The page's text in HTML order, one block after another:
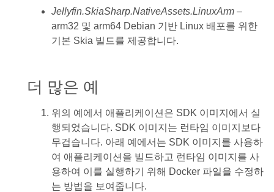
Jellyfin.SkiaSharp.NativeAssets.LinuxArm–
arm32 및 arm64 Debian 기반 Linux 배포를 위한
기본 Skia 빌드를 제공합니다.
더 많은 예
위의 예에서 애플리케이션은 SDK 이미지에서 실
행되었습니다. SDK 이미지는 런타임 이미지보다
무겁습니다. 아래 예에서는 SDK 이미지를 사용하
여 애플리케이션을 빌드하고 런타임 이미지를 사
용하여 이를 실행하기 위해 Docker 파일을 수정하
는 방법을 보여줍니다.